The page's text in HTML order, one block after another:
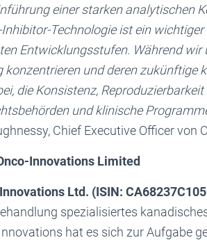
einer starken analytischen
Inhibitor-Technologie ist ein
Entwicklungsstufen. Während
konzentrieren und deren zukünftige
die Konsistenz,
und klinische
Chief Executive Officer von
Innovations Limited
Ltd. (ISIN:
spezialisiertes
hat es sich zur Aufgabe